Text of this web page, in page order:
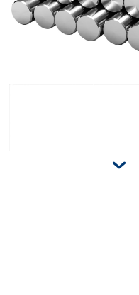
точный поршневой
авеющей стали
линейного
